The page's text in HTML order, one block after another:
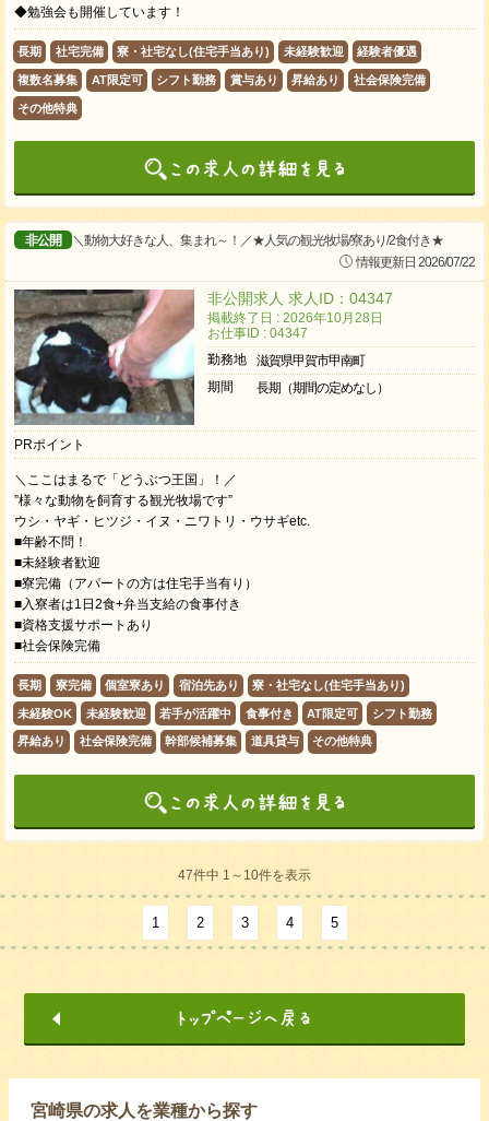
◆勉強会も開催しています！
長期 社宅完備 寮・社宅なし(住宅手当あり) 未経験歓迎 経験者優遇
複数名募集 AT限定可 シフト勤務 賞与あり 昇給あり 社会保険完備
その他特典
非公開
＼動物大好きな人、集まれ～！／★人気の観光牧場/寮あり/2食付き★
情報更新日 2026/07/22
非公開求人 求人ID：04347
掲載終了日 : 2026年10月28日
お仕事ID : 04347
勤務地
滋賀県甲賀市甲南町
期間
長期（期間の定めなし）
PRポイント
＼ここはまるで「どうぶつ王国」！／
”様々な動物を飼育する観光牧場です”
ウシ・ヤギ・ヒツジ・イヌ・ニワトリ・ウサギetc.
■年齢不問！
■未経験者歓迎
■寮完備（アパートの方は住宅手当有り）
■入寮者は1日2食+弁当支給の食事付き
■資格支援サポートあり
■社会保険完備
長期 寮完備 個室寮あり 宿泊先あり 寮・社宅なし(住宅手当あり)
未経験OK 未経験歓迎 若手が活躍中 食事付き AT限定可 シフト勤務
昇給あり 社会保険完備 幹部候補募集 道具貸与 その他特典
47件中 1～10件を表示
1 2 3 4 5
宮崎県の求人を業種から探す